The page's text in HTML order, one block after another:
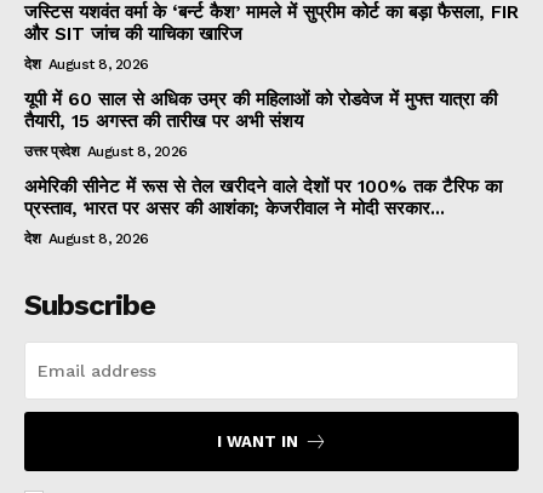
जस्टिस यशवंत वर्मा के ‘बर्न्ट कैश’ मामले में सुप्रीम कोर्ट का बड़ा फैसला, FIR
और SIT जांच की याचिका खारिज
देश August 8, 2026
यूपी में 60 साल से अधिक उम्र की महिलाओं को रोडवेज में मुफ्त यात्रा की
तैयारी, 15 अगस्त की तारीख पर अभी संशय
उत्तर प्रदेश August 8, 2026
अमेरिकी सीनेट में रूस से तेल खरीदने वाले देशों पर 100% तक टैरिफ का
प्रस्ताव, भारत पर असर की आशंका; केजरीवाल ने मोदी सरकार...
देश August 8, 2026
Subscribe
I WANT IN